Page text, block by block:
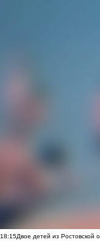
18:15Двое детей из Ростовской